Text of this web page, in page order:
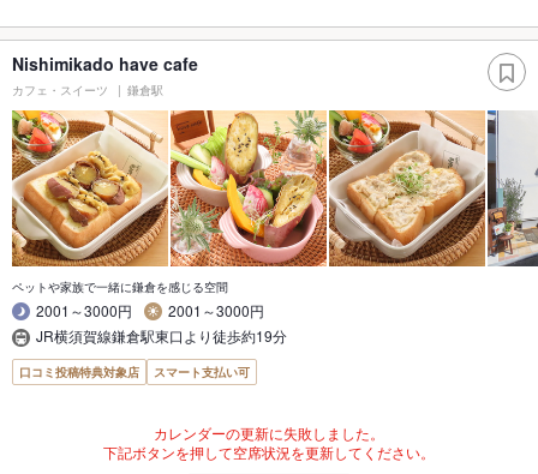
Nishimikado have cafe
カフェ・スイーツ 鎌倉駅
ペットや家族で一緒に鎌倉を感じる空間
2001～3000円
2001～3000円
JR横須賀線鎌倉駅東口より徒歩約19分
口コミ投稿特典対象店 スマート支払い可
カレンダーの更新に失敗しました。
下記ボタンを押して空席状況を更新してください。